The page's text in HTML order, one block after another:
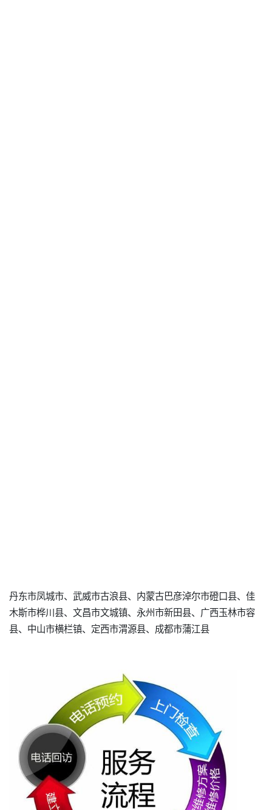
丹东市凤城市、武威市古浪县、内蒙古巴彦淖尔市磴口县、佳
木斯市桦川县、文昌市文城镇、永州市新田县、广西玉林市容
县、中山市横栏镇、定西市渭源县、成都市蒲江县